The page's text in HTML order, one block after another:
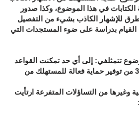
الكتابات في هذا الموضوع، وكذا صدور
رقم 31.08الذي تطرق للإشهار الكاذب بشيء من التفصيل
القيام بدراسة على ضوء المستجدات التي
تتمثلفي: إلى أي حد تمكنت القواعد
العامة والقانون رقم 31.08 من توفير حماية فعالة للمستهلك من
وغيرها من التساؤلات المتفرعة ارتأيت